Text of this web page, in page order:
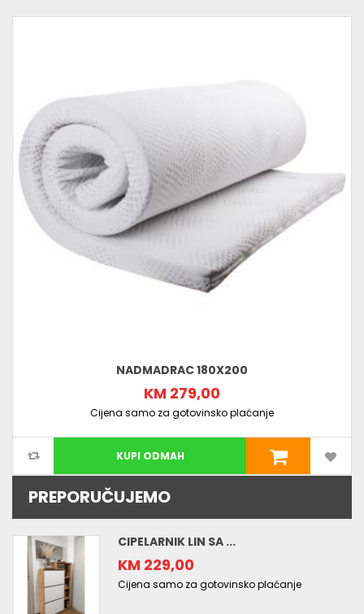
NADMADRAC 180X200
KM 279,00
Cijena samo za gotovinsko plaćanje
KUPI ODMAH
PREPORUČUJEMO
CIPELARNIK LIN SA ...
KM 229,00
Cijena samo za gotovinsko plaćanje